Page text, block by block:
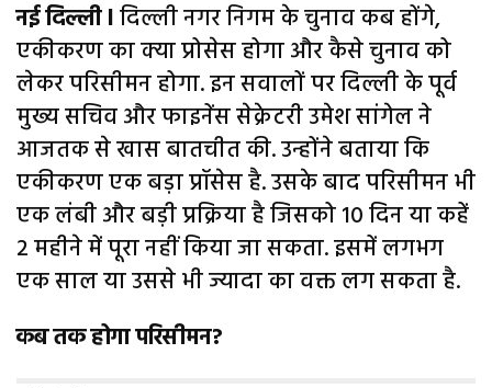
नई दिल्ली lदिल्ली नगर निगम के चुनाव कब होंगे,
एकीकरण का क्या प्रोसेस होगा और कैसे चुनाव को
लेकर परिसीमन होगा. इन सवालों पर दिल्ली के पूर्व
मुख्य सचिव और फाइनेंस सेक्रेटरी उमेश सांगेल ने
आजतक से खास बातचीत की. उन्होंने बताया कि
एकीकरण एक बड़ा प्रॉसेस है. उसके बाद परिसीमन भी
एक लंबी और बड़ी प्रक्रिया है जिसको 10 दिन या कहें
2 महीने में पूरा नहीं किया जा सकता. इसमें लगभग
एक साल या उससे भी ज्यादा का वक्त लग सकता है.
कब तक होगा परिसीमन?